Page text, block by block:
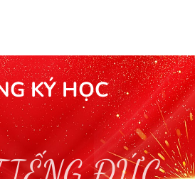
KÝ HỌC